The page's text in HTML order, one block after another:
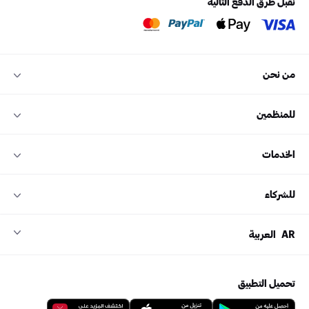
من نحن
للمنظمين
الخدمات
للشركاء
AR العربية
تحميل التطبيق